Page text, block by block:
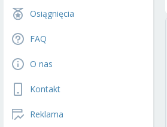
Osiągnięcia
FAQ
O nas
Kontakt
Reklama